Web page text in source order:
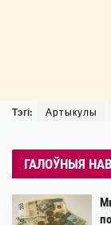
Тэгі: Артыкулы
ГАЛОЎНЫЯ